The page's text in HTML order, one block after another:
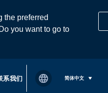
the preferred
you want to go to
系我们 简体中文